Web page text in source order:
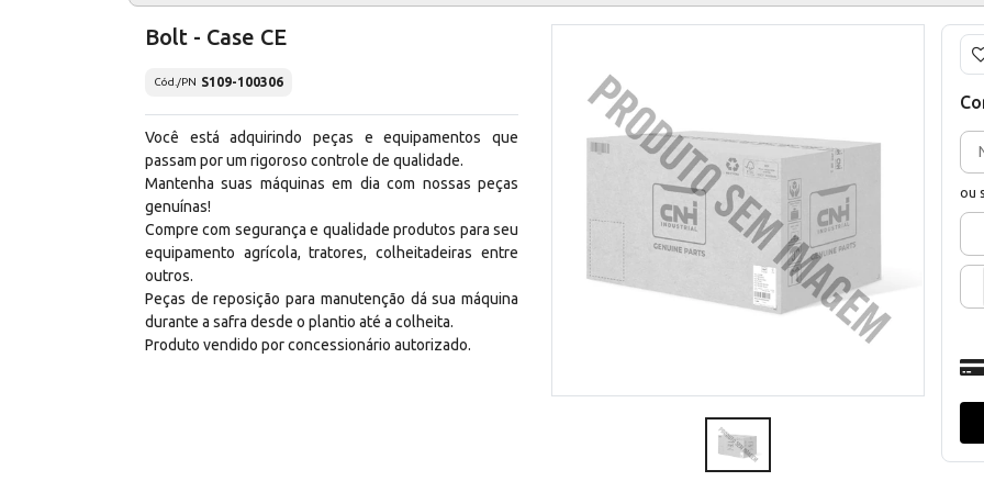
Bolt - Case CE
Cód./PN S109-100306
Você está adquirindo peças e equipamentos que
passam por um rigoroso controle de qualidade.
Mantenha suas máquinas em dia com nossas peças
genuínas!
Compre com segurança e qualidade produtos para seu
equipamento agrícola, tratores, colheitadeiras entre
outros.
Peças de reposição para manutenção dá sua máquina
durante a safra desde o plantio até a colheita.
Produto vendido por concessionário autorizado.
ou